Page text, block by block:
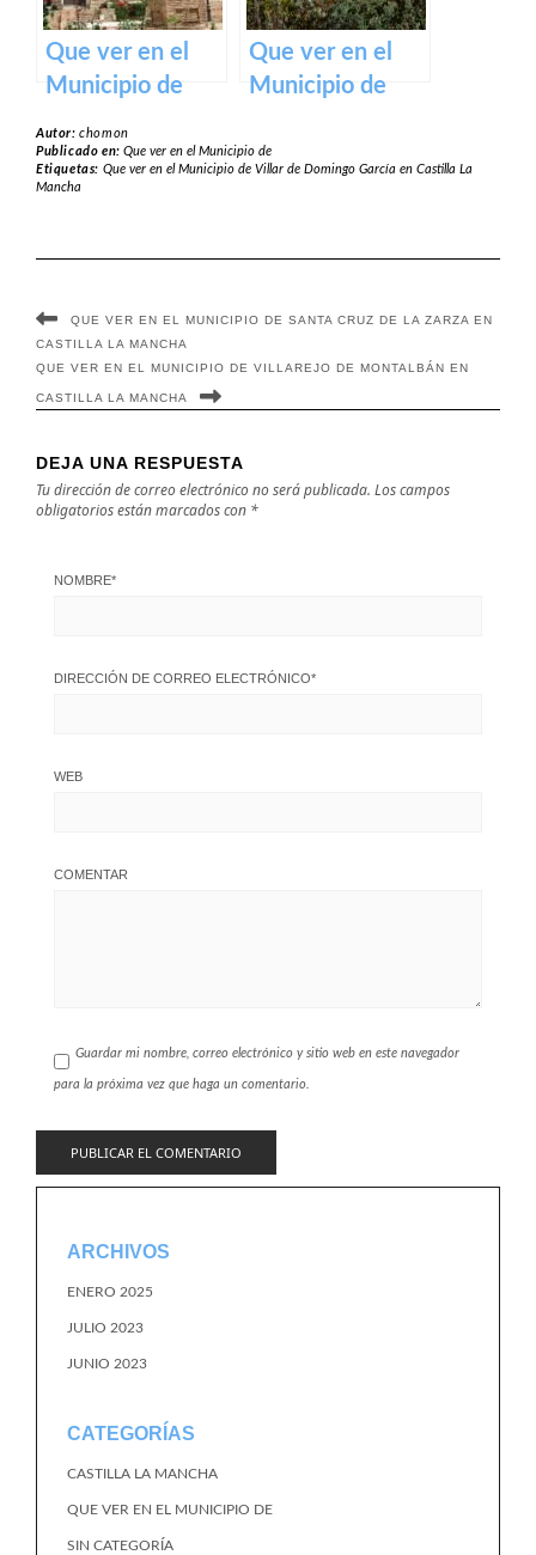
Que ver en el
Municipio de
Marqués en
Castilla La
Que ver en el
Municipio de
Castilla La
Autor:chomon
Publicado en:Que ver en el Municipio de
Etiquetas: Que ver en el Municipio de Villar de Domingo García en Castilla La
Mancha
QUE VER EN EL MUNICIPIO DE SANTA CRUZ DE LA ZARZA EN
CASTILLA LA MANCHA
QUE VER EN EL MUNICIPIO DE VILLAREJO DE MONTALBÁN EN
CASTILLA LA MANCHA
DEJA UNA RESPUESTA
Tu dirección de correo electrónico no será publicada. Los campos
obligatorios están marcados con *
NOMBRE*
DIRECCIÓN DE CORREO ELECTRÓNICO*
WEB
COMENTAR
Guardar mi nombre, correo electrónico y sitio web en este navegador
para la próxima vez que haga un comentario.
ARCHIVOS
ENERO 2025
JULIO 2023
JUNIO 2023
CATEGORÍAS
CASTILLA LA MANCHA
QUE VER EN EL MUNICIPIO DE
SIN CATEGORÍA